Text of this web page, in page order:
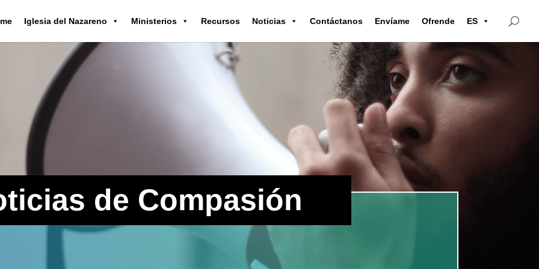
Iglesia del Nazareno Ministerios Recursos Noticias Contáctanos Envíame Ofrende ES
de Compasión